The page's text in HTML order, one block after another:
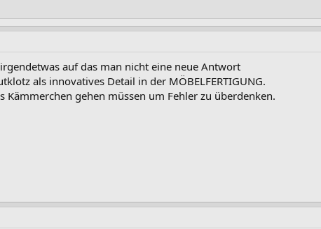
auf das man nicht eine neue Antwort
als innovatives Detail in der MÖBELFERTIGUNG.
gehen müssen um Fehler zu überdenken.